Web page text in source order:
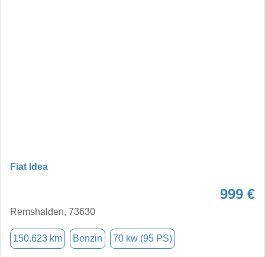
Fiat Idea
999 €
Remshalden, 73630
150.623 km Benzin 70 kw (95 PS)